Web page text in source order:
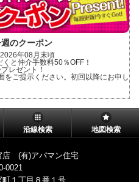
のクーポン
年08月末頃
と仲介手数料50％OFF！
レゼント！
ご提示ください。初回以降にお申し
沿線検索 地図検索
店 (有)アパマン住宅
0021
１丁目８番１号